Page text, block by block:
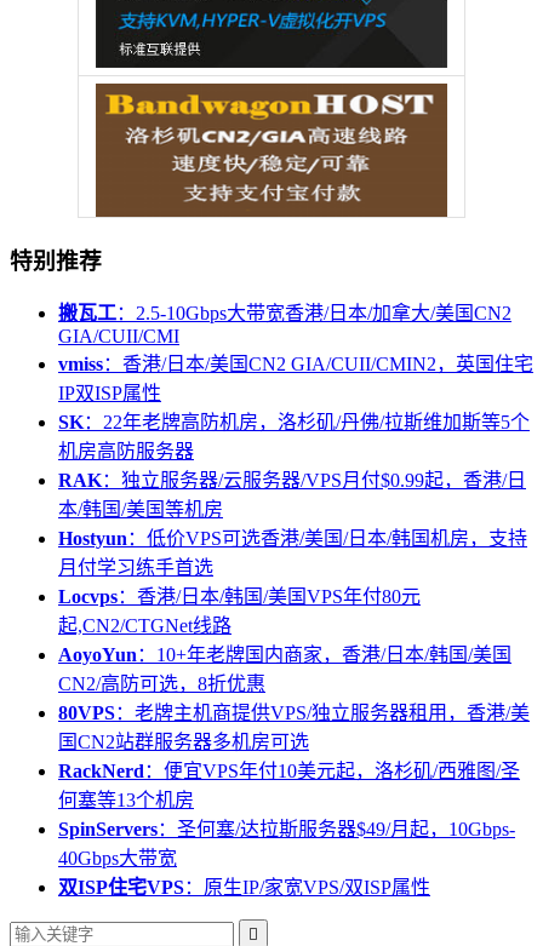
特别推荐
搬瓦工：2.5-10Gbps大带宽香港/日本/加拿大/美国CN2
GIA/CUII/CMI
vmiss：香港/日本/美国CN2 GIA/CUII/CMIN2，英国住宅
IP双ISP属性
SK：22年老牌高防机房，洛杉矶/丹佛/拉斯维加斯等5个
机房高防服务器
RAK：独立服务器/云服务器/VPS月付$0.99起，香港/日
本/韩国/美国等机房
Hostyun ：低价VPS可选香港/美国/日本/韩国机房，支持
月付学习练手首选
Locvps：香港/日本/韩国/美国VPS年付80元
起,CN2/CTGNet线路
AoyoYun ：10+年老牌国内商家，香港/日本/韩国/美国
CN2/高防可选，8折优惠
80VPS：老牌主机商提供VPS/独立服务器租用，香港/美
国CN2站群服务器多机房可选
RackNerd ：便宜VPS年付10美元起，洛杉矶/西雅图/圣
何塞等13个机房
SpinServers：圣何塞/达拉斯服务器$49/月起，10Gbps-
40Gbps大带宽
双ISP住宅VPS：原生IP/家宽VPS/双ISP属性
